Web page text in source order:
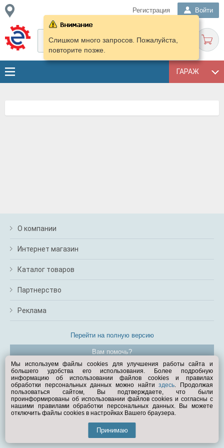
Регистрация Войти
ГАРАЖ
Слишком много запросов. Пожалуйста,
повторите позже.
О компании
Интернет магазин
Каталог товаров
Партнерство
Реклама
Перейти на полную версию
Вам помочь?
© Exist.ru 1998—2026
Мы используем файлы cookies для улучшения работы сайта и
большего удобства его использования. Более подробную
информацию об использовании файлов cookies и правилах
обработки персональных данных можно найтиздесь. Продолжая
пользоваться сайтом, Вы подтверждаете, что были
проинформированы об использовании файлов cookies и согласны с
нашими правилами обработки персональных данных. Вы можете
отключить файлы cookies в настройках Вашего браузера.
Принимаю